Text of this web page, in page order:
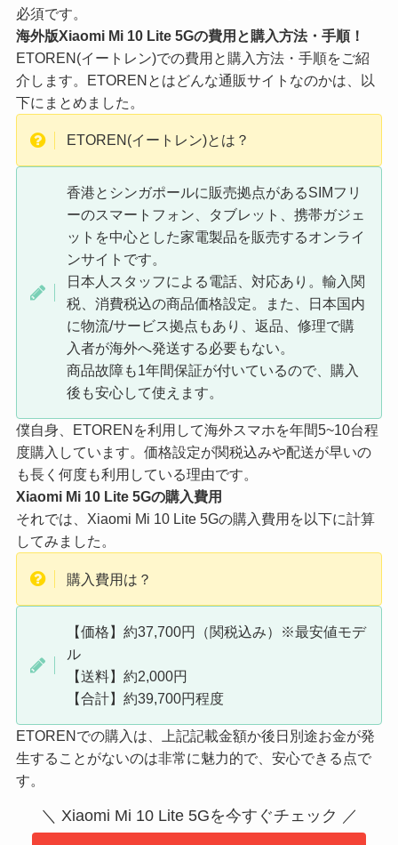
必須です。
海外版Xiaomi Mi 10 Lite 5Gの費用と購入方法・手順！
ETOREN(イートレン)での費用と購入方法・手順をご紹
介します。ETORENとはどんな通販サイトなのかは、以
下にまとめました。
ETOREN(イートレン)とは？
香港とシンガポールに販売拠点があるSIMフリ
ーのスマートフォン、タブレット、携帯ガジェ
ットを中心とした家電製品を販売するオンライ
ンサイトです。
日本人スタッフによる電話、対応あり。輸入関
税、消費税込の商品価格設定。また、日本国内
に物流/サービス拠点もあり、返品、修理で購
入者が海外へ発送する必要もない。
商品故障も1年間保証が付いているので、購入
後も安心して使えます。
僕自身、ETORENを利用して海外スマホを年間5~10台程
度購入しています。価格設定が関税込みや配送が早いの
も長く何度も利用している理由です。
Xiaomi Mi 10 Lite 5Gの購入費用
それでは、Xiaomi Mi 10 Lite 5Gの購入費用を以下に計算
してみました。
購入費用は？
【価格】約37,700円（関税込み） ※最安値モデ
ル
【送料】約2,000円
【合計】約39,700円程度
ETORENでの購入は、上記記載金額か後日別途お金が発
生することがないのは非常に魅力的で、安心できる点で
す。
＼ Xiaomi Mi 10 Lite 5Gを今すぐチェック ／